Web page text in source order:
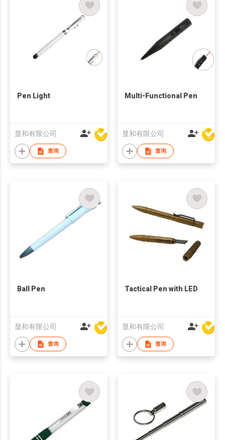
Pen Light
显和有限公司
查询
Multi-Functional Pen
显和有限公司
查询
Ball Pen
显和有限公司
查询
Tactical Pen with LED
显和有限公司
查询